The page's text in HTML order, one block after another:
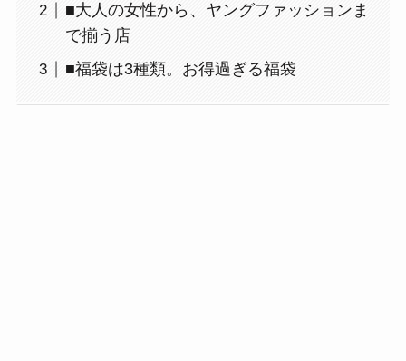
■大人の女性から、ヤングファッションま
で揃う店
■福袋は3種類。お得過ぎる福袋